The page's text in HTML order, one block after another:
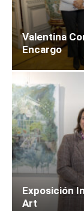
Valentina
Encargo
Exposición
Art